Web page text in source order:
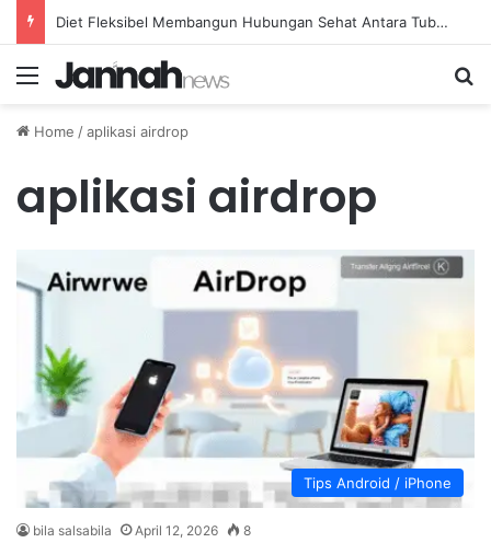
Diet Fleksibel Membangun Hubungan Sehat Antara Tubuh dan Makanan Sehari-hari
Menu
Home /aplikasi airdrop
aplikasi airdrop
Tips Android / iPhone
bila salsabila April 12, 2026 8